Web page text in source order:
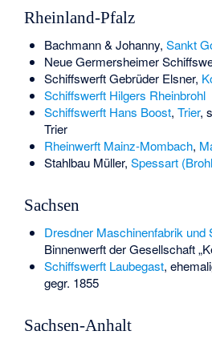
Rheinland-Pfalz
Bachmann & Johanny, Sankt
Neue Germersheimer
Schiffswerft Gebrüder Elsner,
Schiffswerft Hilgers Rheinbrohl
Schiffswerft Hans Boost, Trier,
Trier
Rheinwerft Mainz-Mombach,
Stahlbau Müller, Spessart
Sachsen
Dresdner Maschinenfabrik und
Binnenwerft der Gesellschaft
Schiffswerft Laubegast,
gegr. 1855
Sachsen-Anhalt